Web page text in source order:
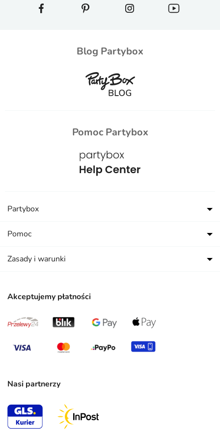
Blog Partybox
Pomoc Partybox
Akceptujemy płatności
Nasi partnerzy
Partybox
Pomoc
Zasady i warunki